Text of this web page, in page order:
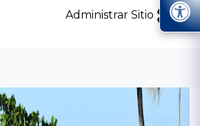
Administrar Sitio